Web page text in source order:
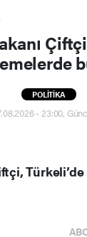
POLİTİKA
- 23:00,